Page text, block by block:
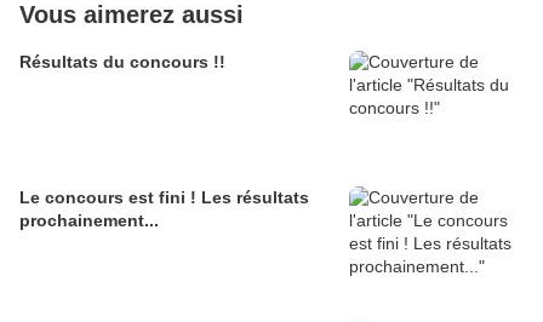
Vous aimerez aussi
Résultats du concours !!
Le concours est fini ! Les résultats
prochainement...